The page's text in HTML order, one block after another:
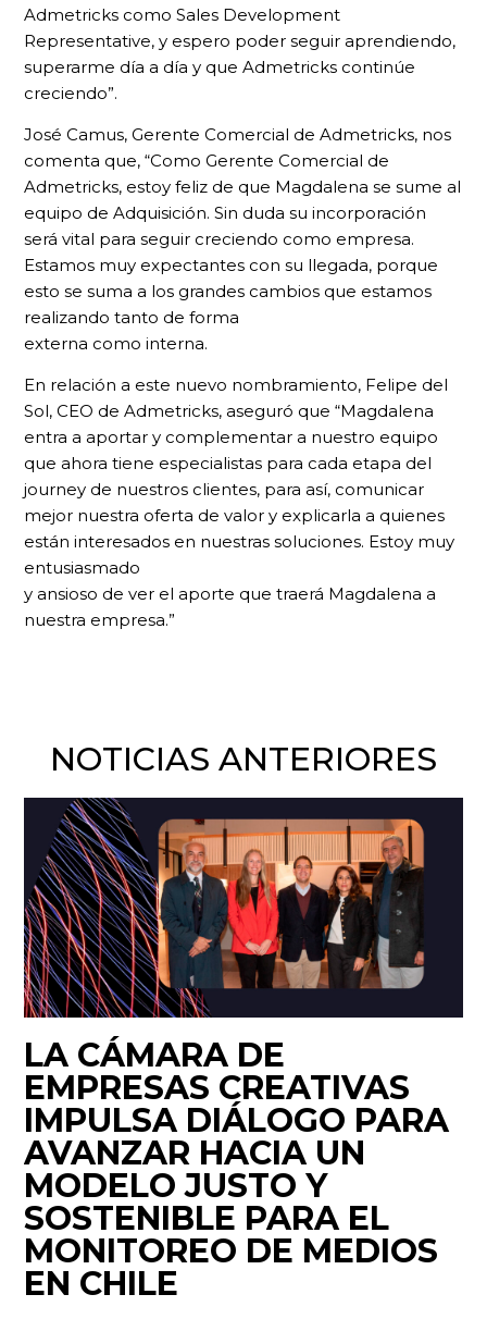
Admetricks como Sales Development
Representative, y espero poder seguir aprendiendo,
superarme día a día y que Admetricks continúe
creciendo”.
José Camus, Gerente Comercial de Admetricks, nos
comenta que, “Como Gerente Comercial de
Admetricks, estoy feliz de que Magdalena se sume al
equipo de Adquisición. Sin duda su incorporación
será vital para seguir creciendo como empresa.
Estamos muy expectantes con su llegada, porque
esto se suma a los grandes cambios que estamos
realizando tanto de forma
externa como interna.
En relación a este nuevo nombramiento, Felipe del
Sol, CEO de Admetricks, aseguró que “Magdalena
entra a aportar y complementar a nuestro equipo
que ahora tiene especialistas para cada etapa del
journey de nuestros clientes, para así, comunicar
mejor nuestra oferta de valor y explicarla a quienes
están interesados en nuestras soluciones. Estoy muy
entusiasmado
y ansioso de ver el aporte que traerá Magdalena a
nuestra empresa.”
NOTICIAS ANTERIORES
LA CÁMARA DE
EMPRESAS CREATIVAS
IMPULSA DIÁLOGO PARA
AVANZAR HACIA UN
MODELO JUSTO Y
SOSTENIBLE PARA EL
MONITOREO DE MEDIOS
EN CHILE